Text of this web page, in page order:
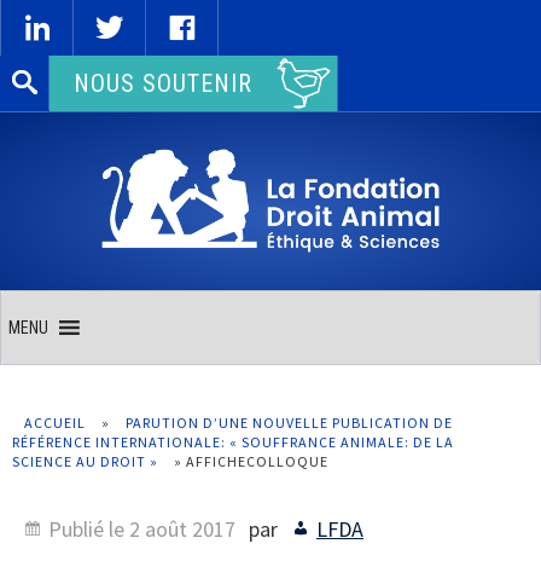
Rechercher :NOUS SOUTENIR
MENU
ACCUEIL »
PARUTION D’UNE NOUVELLE PUBLICATION DE
RÉFÉRENCE INTERNATIONALE: « SOUFFRANCE ANIMALE: DE LA
SCIENCE AU DROIT »
» AFFICHECOLLOQUE
Publié le 2 août 2017 par LFDA